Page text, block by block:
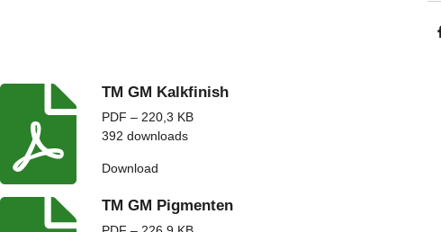
TM GM Kalkfinish
PDF – 220,3 KB
392 downloads
Download
TM GM Pigmenten